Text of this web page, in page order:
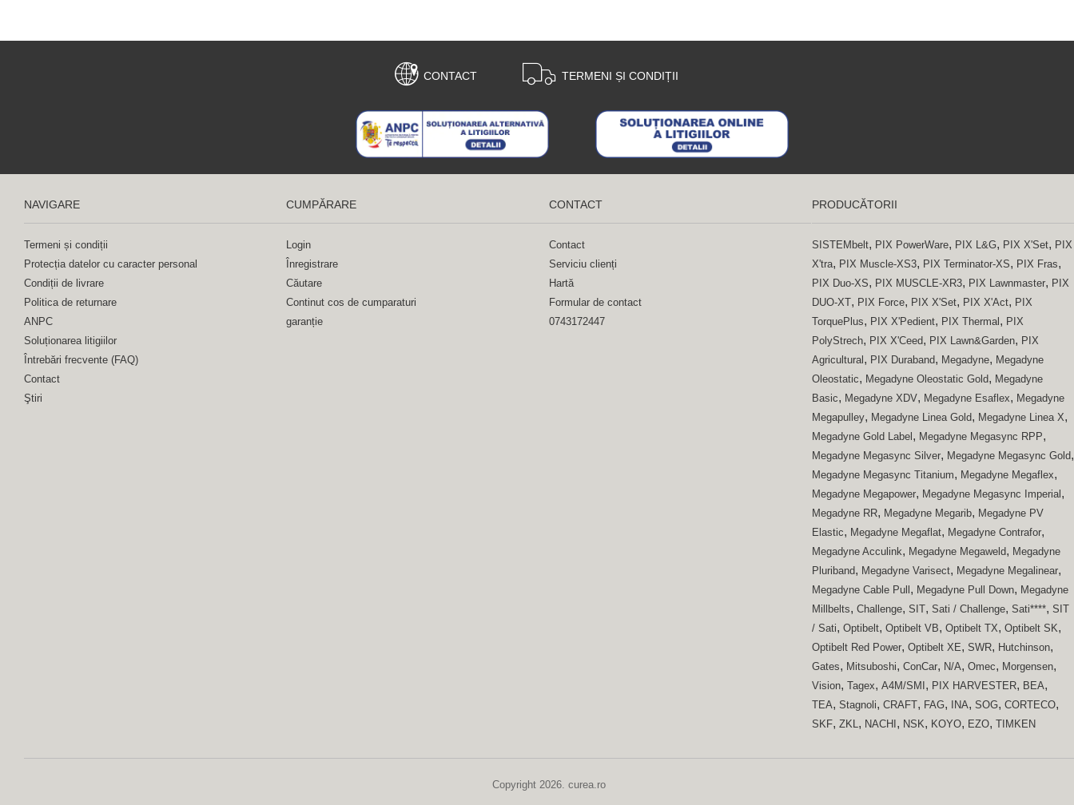
CONTACT TERMENI ȘI CONDIȚII
NAVIGARE
Termeni și condiții
Protecția datelor cu caracter personal
Condiții de livrare
Politica de returnare
ANPC
Soluționarea litigiilor
Întrebări frecvente (FAQ)
Contact
Ştiri
CUMPĂRARE
Login
Înregistrare
Căutare
Continut cos de cumparaturi
garanție
CONTACT
Contact
Serviciu clienți
Hartă
Formular de contact
0743172447
PRODUCĂTORII
SISTEMbelt, PIX PowerWare, PIX L&G, PIX X'Set, PIX
X'tra, PIX Muscle-XS3, PIX Terminator-XS, PIX Fras,
PIX Duo-XS, PIX MUSCLE-XR3, PIX Lawnmaster, PIX
DUO-XT, PIX Force, PIX X'Set, PIX X'Act, PIX
TorquePlus, PIX X'Pedient, PIX Thermal , PIX
PolyStrech, PIX X'Ceed, PIX Lawn&Garden, PIX
Agricultural , PIX Duraband, Megadyne, Megadyne
Oleostatic, Megadyne Oleostatic Gold, Megadyne
Basic, Megadyne XDV, Megadyne Esaflex, Megadyne
Megapulley, Megadyne Linea Gold, Megadyne Linea X,
Megadyne Gold Label , Megadyne Megasync RPP,
Megadyne Megasync Silver, Megadyne Megasync Gold,
Megadyne Megasync Titanium, Megadyne Megaflex,
Megadyne Megapower, Megadyne Megasync Imperial ,
Megadyne RR, Megadyne Megarib, Megadyne PV
Elastic, Megadyne Megaflat, Megadyne Contrafor,
Megadyne Acculink, Megadyne Megaweld, Megadyne
Pluriband, Megadyne Varisect, Megadyne Megalinear,
Megadyne Cable Pull , Megadyne Pull Down, Megadyne
Millbelts, Challenge, SIT, Sati / Challenge, Sati****, SIT
/ Sati, Optibelt, Optibelt VB, Optibelt TX, Optibelt SK,
Optibelt Red Power, Optibelt XE, SWR, Hutchinson,
Gates, Mitsuboshi, ConCar, N/A, Omec, Morgensen,
Vision, Tagex, A4M/SMI , PIX HARVESTER, BEA,
TEA, Stagnoli, CRAFT, FAG, INA, SOG, CORTECO,
SKF, ZKL, NACHI , NSK, KOYO, EZO, TIMKEN
Copyright 2026. curea.ro